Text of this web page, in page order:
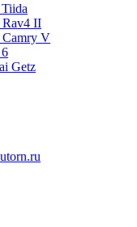
Rav4 II
Camry V
Getz